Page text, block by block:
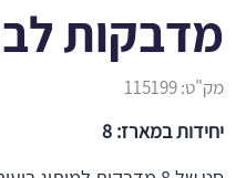
מדבקות
מק"ט:115199
יחידות במארז: 8